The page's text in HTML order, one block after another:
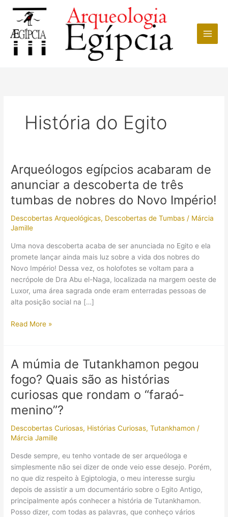
conteúdo
História do Egito
Arqueólogos egípcios acabaram de
anunciar a descoberta de três
tumbas de nobres do Novo Império!
Descobertas Arqueológicas, Descobertas de Tumbas / Márcia
Jamille
Uma nova descoberta acaba de ser anunciada no Egito e ela
promete lançar ainda mais luz sobre a vida dos nobres do
Novo Império! Dessa vez, os holofotes se voltam para a
necrópole de Dra Abu el-Naga, localizada na margem oeste de
Luxor, uma área sagrada onde eram enterradas pessoas de
alta posição social na […]
Arqueólogos
anunciar
a
descoberta
de
três
tumbas
de
do
Novo
Império!
Read More »
A múmia de Tutankhamon pegou
fogo? Quais são as histórias
curiosas que rondam o “faraó-
menino”?
Descobertas Curiosas, Histórias Curiosas,Tutankhamon /
Márcia Jamille
Desde sempre, eu tenho vontade de ser arqueóloga e
simplesmente não sei dizer de onde veio esse desejo. Porém,
no que diz respeito à Egiptologia, o meu interesse surgiu
depois de assistir a um documentário sobre o Egito Antigo,
principalmente após conhecer a história de Tutankhamon.
Posso dizer, com todas as palavras, que conheço vários